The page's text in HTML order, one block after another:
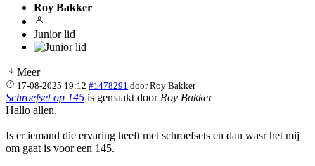
Roy Bakker
Junior lid
Meer
17-08-2025 19:12 #1478291 doorRoy Bakker
Schroefset op 145 is gemaakt door Roy Bakker
Hallo allen,
Is er iemand die ervaring heeft met schroefsets en dan wasr het mij
om gaat is voor een 145.